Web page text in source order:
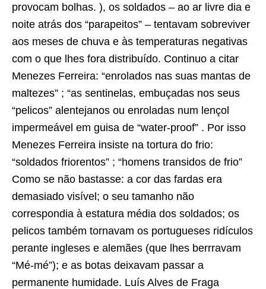
provocam bolhas. ), os soldados – ao ar livre dia e
noite atrás dos “parapeitos” – tentavam sobreviver
aos meses de chuva e às temperaturas negativas
com o que lhes fora distribuído. Continuo a citar
Menezes Ferreira: “enrolados nas suas mantas de
maltezes” ; “as sentinelas, embuçadas nos seus
“pelicos” alentejanos ou enroladas num lençol
impermeável em guisa de “water-proof” . Por isso
Menezes Ferreira insiste na tortura do frio:
“soldados friorentos” ; “homens transidos de frio”
Como se não bastasse: a cor das fardas era
demasiado visível; o seu tamanho não
correspondia à estatura média dos soldados; os
pelicos também tornavam os portugueses ridículos
perante ingleses e alemães (que lhes berrravam
“Mé-mé”); e as botas deixavam passar a
permanente humidade. Luís Alves de Fraga